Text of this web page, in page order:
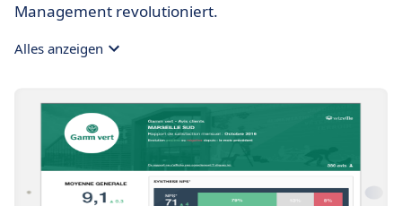
Management revolutioniert.
Alles anzeigen